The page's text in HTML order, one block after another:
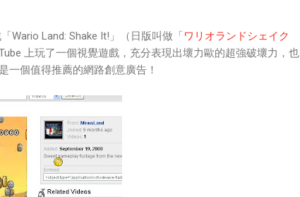
Wario Land: Shake It!」（日版叫做「ワリオランドシェイク
上玩了一個視覺遊戲，充分表現出壞力歐的超強破壞力，也
一個值得推薦的網路創意廣告！